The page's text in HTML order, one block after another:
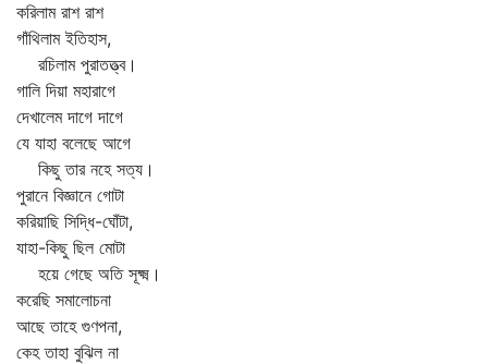
করিলাম রাশ রাশ
গাঁথিলাম ইতিহাস,
রচিলাম পুরাতত্ত্ব।
গালি দিয়া মহারাগে
দেখালেম দাগে দাগে
যে যাহা বলেছে আগে
কিছু তার নহে সত্য।
পুরানে বিজ্ঞানে গোটা
করিয়াছি সিদ্ধি-ঘোঁটা,
যাহা-কিছু ছিল মোটা
হয়ে গেছে অতি সূক্ষ্ম।
করেছি সমালোচনা
আছে তাহে গুণপনা,
কেহ তাহা বুঝিল না